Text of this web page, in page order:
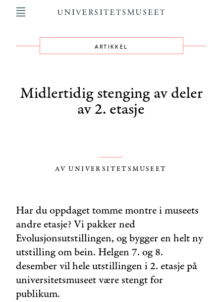
hovedinnhold
Main
navigation
ARTIKKEL
Midlertidig stenging av deler
av 2. etasje
AV UNIVERSITETSMUSEET
Har du oppdaget tomme montre i museets
andre etasje? Vi pakker ned
Evolusjonsutstillingen, og bygger en helt ny
utstilling om bein. Helgen 7. og 8.
desember vil hele utstillingen i 2. etasje på
universitetsmuseet være stengt for
publikum.